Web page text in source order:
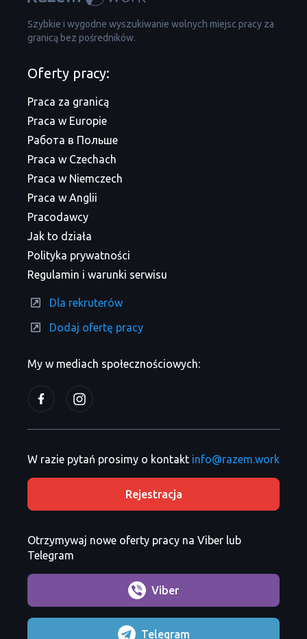
Szybkie i wygodne wyszukiwanie wolnych miejsc pracy za
granicą bez pośredników.
My w mediach społecznościowych:
Oferty pracy:
Praca za granicą
Praca w Europie
Работа в Польше
Praca w Czechach
Praca w Niemczech
Praca w Anglii
Pracodawcy
Jak to działa
Polityka prywatności
Regulamin i warunki serwisu
Dla rekruterów
Dodaj ofertę pracy
W razie pytań prosimy o kontakt info@razem.work
Rejestracja
Otrzymywaj nowe oferty pracy na Viber lub
Telegram
Viber
Telegram